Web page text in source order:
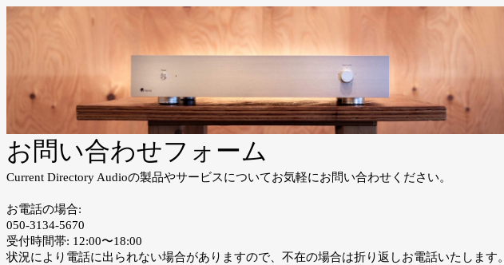
お問い合わせフォーム
Current Directory Audioの製品やサービスについてお気軽にお問い合わせください。
お電話の場合:
050-3134-5670
受付時間帯: 12:00〜18:00
状況により電話に出られない場合がありますので、不在の場合は折り返しお電話いたします。